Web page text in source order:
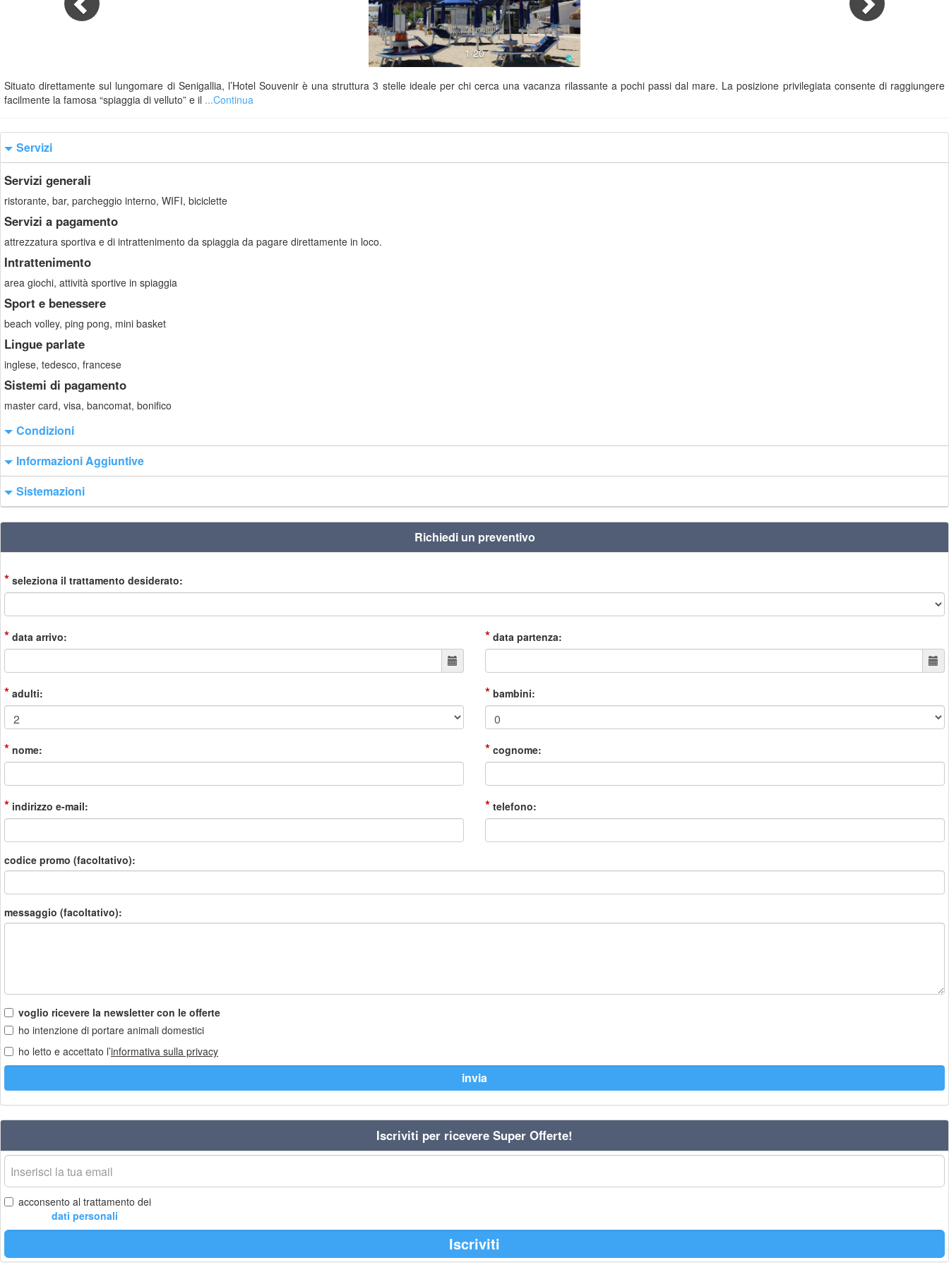
1/20
Situato direttamente sul lungomare di Senigallia, l’Hotel Souvenir è una struttura 3 stelle ideale per chi cerca una vacanza rilassante a pochi passi dal mare. La posizione privilegiata consente di raggiungere
facilmente la famosa “spiaggia di velluto” e il ...Continua
Servizi
Servizi generali
ristorante, bar, parcheggio interno, WIFI, biciclette
Servizi a pagamento
attrezzatura sportiva e di intrattenimento da spiaggia da pagare direttamente in loco.
Intrattenimento
area giochi, attività sportive in spiaggia
Sport e benessere
beach volley, ping pong, mini basket
Lingue parlate
inglese, tedesco, francese
Sistemi di pagamento
master card, visa, bancomat, bonifico
Condizioni
Informazioni Aggiuntive
Sistemazioni
Richiedi un preventivo
* seleziona il trattamento desiderato:
* data arrivo: * data partenza:
* adulti: * bambini:
* nome: * cognome:
* indirizzo e-mail: * telefono:
codice promo (facoltativo):
messaggio (facoltativo):
voglio ricevere la newsletter con le offerte
ho intenzione di portare animali domestici
ho letto e accettato l’informativa sulla privacy
Iscriviti per ricevere Super Offerte!
La
tua
email
acconsento al trattamento dei
dati personali
Iscriviti